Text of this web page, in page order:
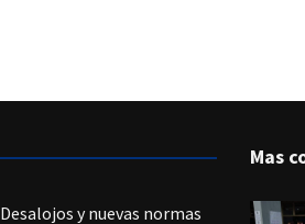
Desalojos y nuevas normas
Mas